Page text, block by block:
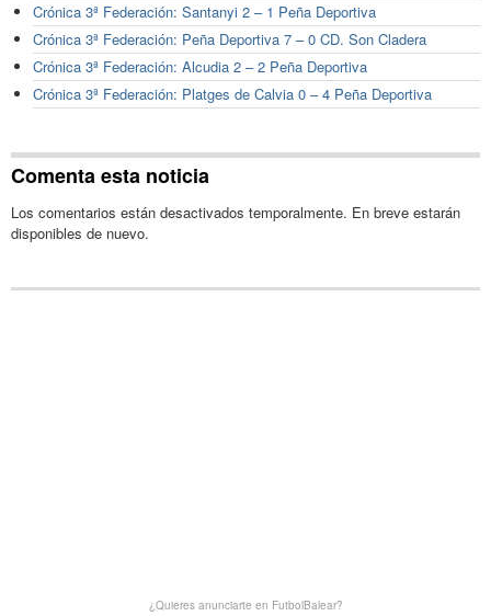
Crónica 3ª Federación: Santanyi 2 – 1 Peña Deportiva
Crónica 3ª Federación: Peña Deportiva 7 – 0 CD. Son Cladera
Crónica 3ª Federación: Alcudia 2 – 2 Peña Deportiva
Crónica 3ª Federación: Platges de Calvia 0 – 4 Peña Deportiva
Comenta esta noticia
Los comentarios están desactivados temporalmente. En breve estarán
disponibles de nuevo.
¿Quieres anunciarte en FutbolBalear?